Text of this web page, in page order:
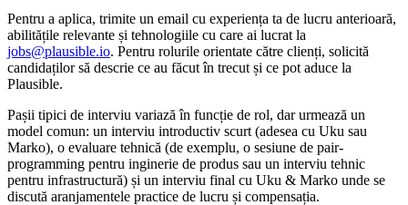
Pentru a aplica, trimite un email cu experiența ta de lucru anterioară,
abilitățile relevante și tehnologiile cu care ai lucrat la
jobs@plausible.io. Pentru rolurile orientate către clienți, solicită
candidaților să descrie ce au făcut în trecut și ce pot aduce la
Plausible.
Pașii tipici de interviu variază în funcție de rol, dar urmează un
model comun: un interviu introductiv scurt (adesea cu Uku sau
Marko), o evaluare tehnică (de exemplu, o sesiune de pair-
programming pentru inginerie de produs sau un interviu tehnic
pentru infrastructură) și un interviu final cu Uku & Marko unde se
discută aranjamentele practice de lucru și compensația.